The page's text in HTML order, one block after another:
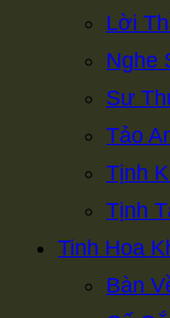
Lời
Nghe
Sư
Tảo
Tịnh
Tịnh
Tinh Hoa
Bàn